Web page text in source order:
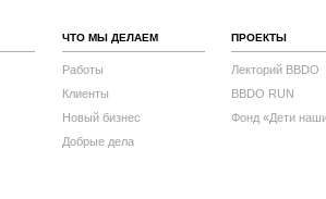
ЧТО МЫ ДЕЛАЕМ
Работы
Клиенты
Новый бизнес
Добрые дела
ПРОЕКТЫ
Лекторий BBDO
BBDO RUN
Фонд «Дети